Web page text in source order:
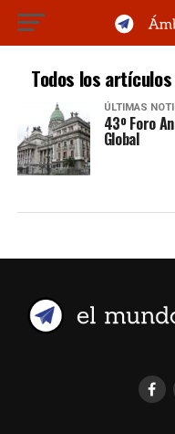
Todos los
ÚLTIMAS
43º Foro
Global